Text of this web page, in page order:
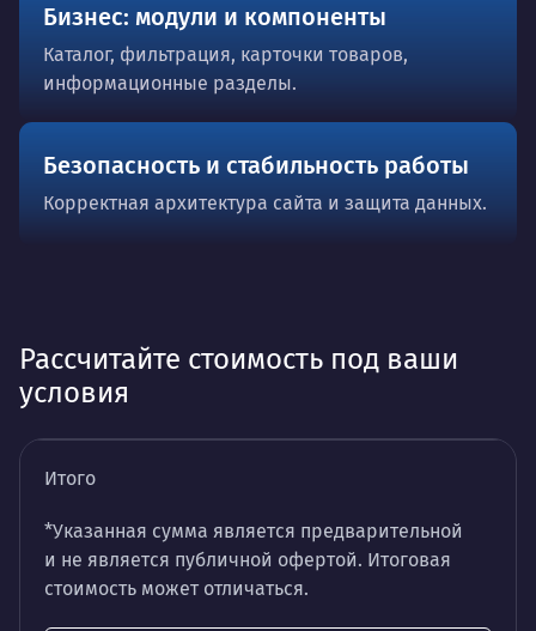
Бизнес: модули и компоненты
Каталог, фильтрация, карточки товаров,
информационные разделы.
Безопасность и стабильность работы
Корректная архитектура сайта и защита данных.
Рассчитайте стоимость под ваши
условия
Итого
*Указанная сумма является предварительной
и не является публичной офертой. Итоговая
стоимость может отличаться.